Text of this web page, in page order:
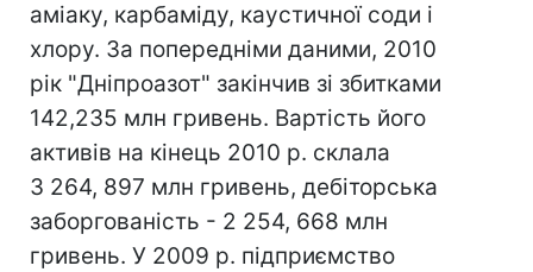
аміаку, карбаміду, каустичної соди і
хлору. За попередніми даними, 2010
рік "Дніпроазот" закінчив зі збитками
142,235 млн гривень. Вартість його
активів на кінець 2010 р. склала
3 264, 897 млн гривень, дебіторська
заборгованість - 2 254, 668 млн
гривень. У 2009 р. підприємство